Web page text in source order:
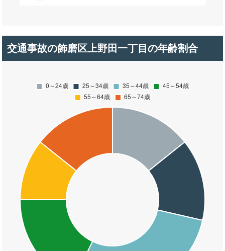
交通事故の飾磨区上野田一丁目の年齢割合